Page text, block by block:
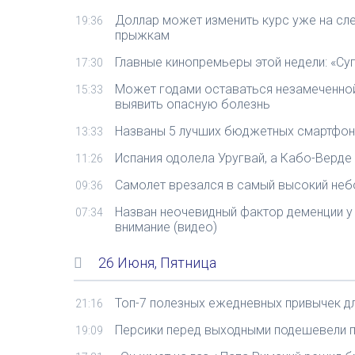
19:36
Доллар может изменить курс уже на
прыжкам
17:30 Главные кинопремьеры этой недели:
15:33
Может годами оставаться
выявить опасную болезнь
13:33 Названы 5 лучших бюджетных
11:26 Испания одолела Уругвай, а Кабо-
09:36 Cамолет врезался в самый высокий
07:34
Назван неочевидный фактор деменции
внимание (видео)
26 Июня, Пятница
21:16 Топ-7 полезных ежедневных привычек
19:09 Персики перед выходными подешевели